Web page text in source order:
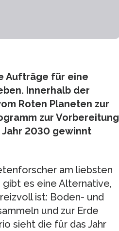
Aufträge für eine
Innerhalb der
Roten Planeten zur
zur Vorbereitung
Jahr 2030 gewinnt
am liebsten
es eine Alternative,
ist: Boden- und
und zur Erde
sieht die für das Jahr